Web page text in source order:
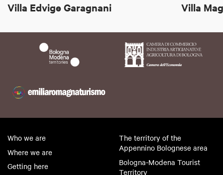
Villa Edvige Garagnani Villa
Who we are
Where we are
Getting here
The territory of the
Appennino Bolognese area
Bologna-Modena Tourist
Territory